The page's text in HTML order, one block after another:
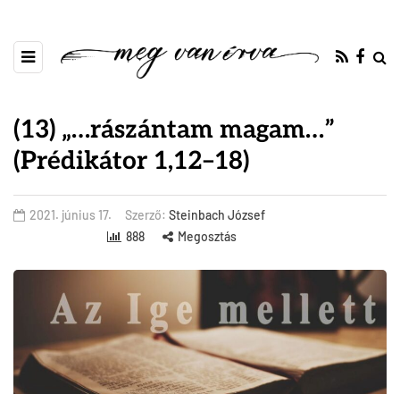
(13) „…rászántam magam…”
(Prédikátor 1,12–18)
2021. június 17. Szerző: Steinbach József
888
Megosztás